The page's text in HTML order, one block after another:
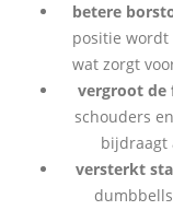
betere
positie
wat zorgt
vergroot
schouders
bijdraagt
versterkt